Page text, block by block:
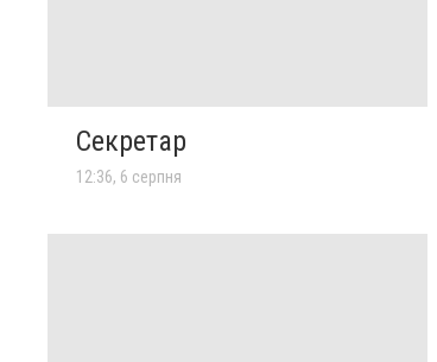
Секретар
12:36, 6 серпня